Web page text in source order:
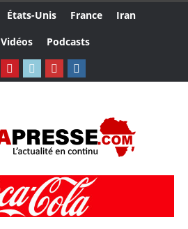
États-Unis France
Iran
Vidéos Podcasts